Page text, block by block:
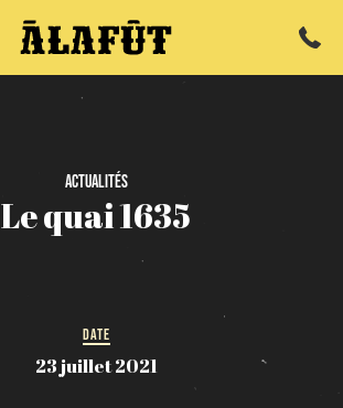
Actualités
Lequai1635
DATE
23 juillet 2021